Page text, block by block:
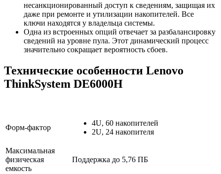
несанкционированный доступ к сведениям, защищая их
даже при ремонте и утилизации накопителей. Все
ключи находятся у владельца системы.
Одна из встроенных опций отвечает за разбалансировку
сведений на уровне пула. Этот динамический процесс
значительно сокращает вероятность сбоев.
Технические особенности Lenovo
ThinkSystem DE6000H
Форм-фактор
4U, 60 накопителей
2U, 24 накопителя
Максимальная
физическая
емкость
Поддержка до 5,76 ПБ